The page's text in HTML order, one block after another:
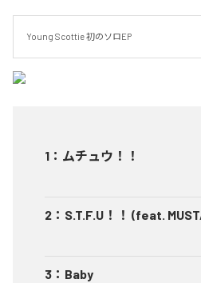
Young Scottie 初のソロEP
1 ： ムチュウ！！
2 ： S.T.F.U！！ (feat.
3 ： Baby